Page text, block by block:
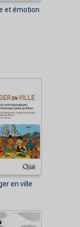
et émotion
en ville